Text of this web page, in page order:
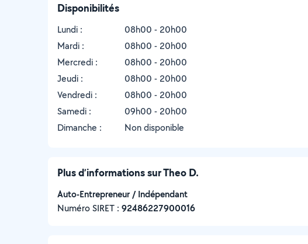
Disponibilités
Lundi :
08h00 - 20h00
Mardi :
08h00 - 20h00
Mercredi :
08h00 - 20h00
Jeudi :
08h00 - 20h00
Vendredi :
08h00 - 20h00
Samedi :
09h00 - 20h00
Dimanche :
Non disponible
Plus d’informations sur Theo D.
Auto-Entrepreneur / Indépendant
Numéro SIRET : ‍92486227900016